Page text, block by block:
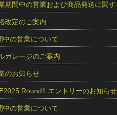
期間中の営業および商品発送に関
改定のご案内
中の営業について
ガレージのご案内
のお知らせ
Round1 エントリーのお知らせ
中の営業について